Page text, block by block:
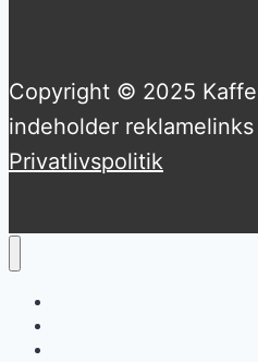
Copyright © 2025
indeholder reklamelinks
Privatlivspolitik